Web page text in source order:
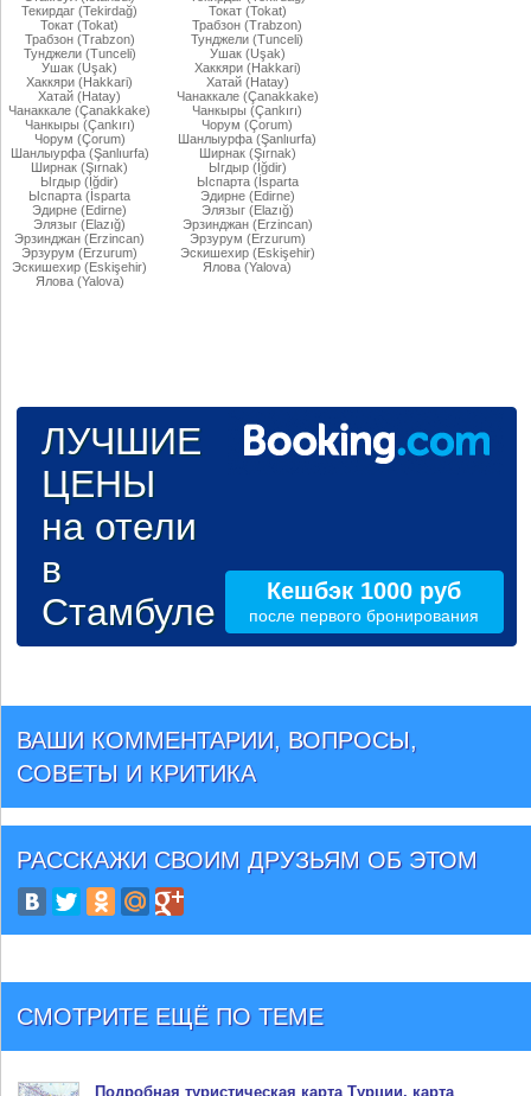
Текирдаг (Tekirdağ)
Токат (Tokat)
Трабзон (Trabzon)
Тунджели (Tunceli)
Ушак (Uşak)
Хаккяри (Hakkari)
Хатай (Hatay)
Чанаккале (Çanakkake)
Чанкыры (Çankırı)
Чорум (Çorum)
Шанлыурфа (Şanlıurfa)
Ширнак (Şırnak)
Ыгдыр (Iğdir)
Ыспарта (İsparta
Эдирне (Edirne)
Элязыг (Elazığ)
Эрзинджан (Erzincan)
Эрзурум (Erzurum)
Эскишехир (Eskişehir)
Ялова (Yalova)
Токат (Tokat)
Трабзон (Trabzon)
Тунджели (Tunceli)
Ушак (Uşak)
Хаккяри (Hakkari)
Хатай (Hatay)
Чанаккале (Çanakkake)
Чанкыры (Çankırı)
Чорум (Çorum)
Шанлыурфа (Şanlıurfa)
Ширнак (Şırnak)
Ыгдыр (Iğdir)
Ыспарта (İsparta
Эдирне (Edirne)
Элязыг (Elazığ)
Эрзинджан (Erzincan)
Эрзурум (Erzurum)
Эскишехир (Eskişehir)
Ялова (Yalova)
ЛУЧШИЕ
ЦЕНЫ
на отели
в
Стамбуле
Кешбэк 1000 руб
после первого бронирования
ВАШИ КОММЕНТАРИИ, ВОПРОСЫ,
СОВЕТЫ И КРИТИКА
РАССКАЖИ СВОИМ ДРУЗЬЯМ ОБ ЭТОМ
СМОТРИТЕ ЕЩЁ ПО ТЕМЕ
Подробная туристическая карта Турции, карта